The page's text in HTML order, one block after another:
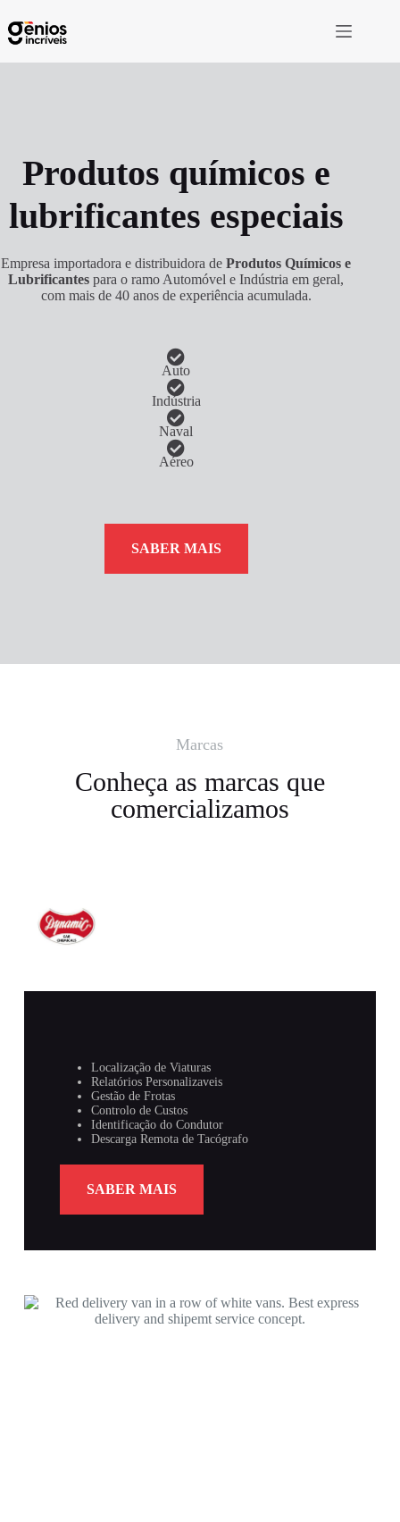
Produtos químicos e
lubrificantes especiais
Empresa importadora e distribuidora deProdutos Químicos e
Lubrificantes para o ramo Automóvel e Indústria em geral,
com mais de 40 anos de experiência acumulada.
Auto
Indústria
Naval
Aéreo
SABER MAIS
Marcas
Conheça as marcas que
comercializamos
Localização de Viaturas
Relatórios Personalizaveis
Gestão de Frotas
Controlo de Custos
Identificação do Condutor
Descarga Remota de Tacógrafo
SABER MAIS